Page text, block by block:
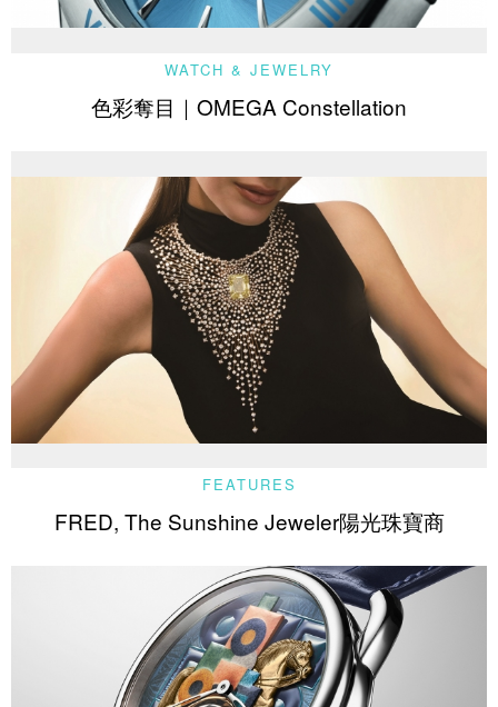
WATCH & JEWELRY
色彩奪目｜OMEGA Constellation
FEATURES
FRED, The Sunshine Jeweler陽光珠寶商